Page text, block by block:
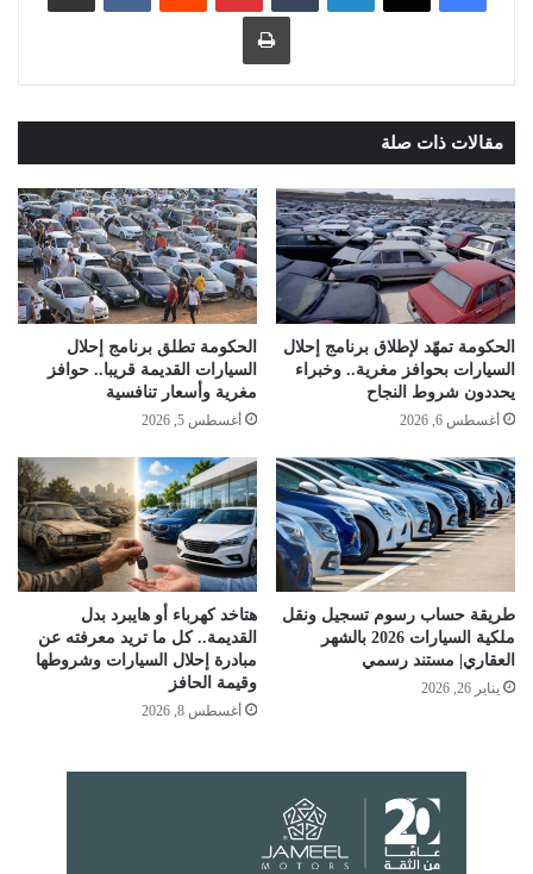
طباعة
مقالات ذات صلة
الحكومة تمهّد لإطلاق برنامج إحلال
السيارات بحوافز مغرية.. وخبراء
يحددون شروط النجاح
أغسطس 6, 2026
الحكومة تطلق برنامج إحلال
السيارات القديمة قريبا.. حوافز
مغرية وأسعار تنافسية
أغسطس 5, 2026
طريقة حساب رسوم تسجيل ونقل
ملكية السيارات 2026 بالشهر
العقاري| مستند رسمي
يناير 26, 2026
هتاخد كهرباء أو هايبرد بدل
القديمة.. كل ما تريد معرفته عن
مبادرة إحلال السيارات وشروطها
وقيمة الحافز
أغسطس 8, 2026